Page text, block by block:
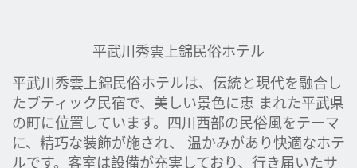
平武川秀雲上錦民俗ホテル
平武川秀雲上錦民俗ホテルは、伝統と現代を融合し
たブティック民宿で、美しい景色に恵 まれた平武県
の町に位置しています。四川西部の民俗風をテーマ
に、精巧な装飾が施され、 温かみがあり快適なホテ
ルです。客室は設備が充実しており、行き届いたサ